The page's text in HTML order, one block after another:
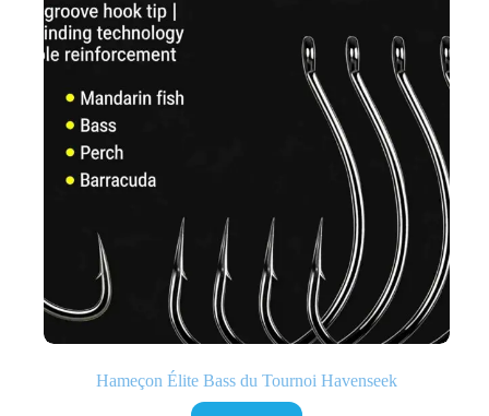
Hameçon Élite Bass du Tournoi Havenseek